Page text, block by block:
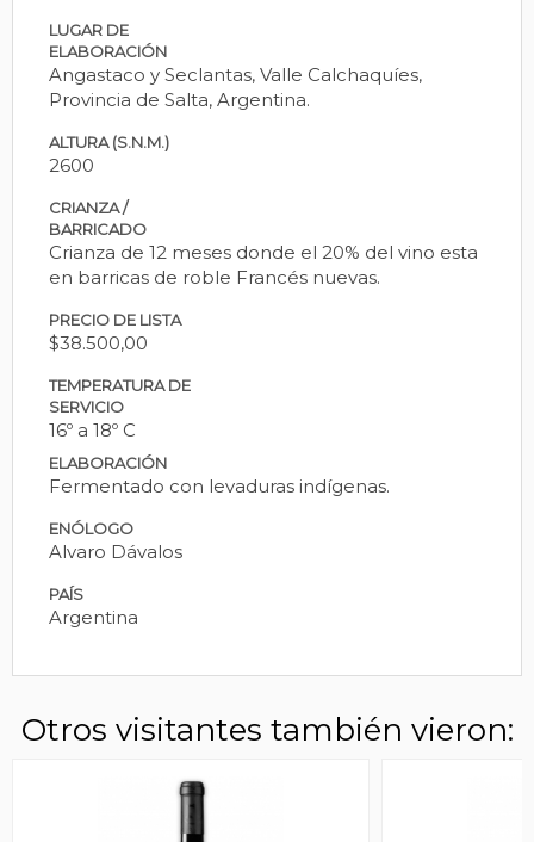
LUGAR DE
ELABORACIÓN
Angastaco y Seclantas, Valle Calchaquíes,
Provincia de Salta, Argentina.
ALTURA (S.N.M.)
2600
CRIANZA /
BARRICADO
Crianza de 12 meses donde el 20% del vino esta
en barricas de roble Francés nuevas.
PRECIO DE LISTA
$38.500,00
TEMPERATURA DE
SERVICIO
16º a 18º C
ELABORACIÓN
Fermentado con levaduras indígenas.
ENÓLOGO
Alvaro Dávalos
PAÍS
Argentina
Otros visitantes también vieron: